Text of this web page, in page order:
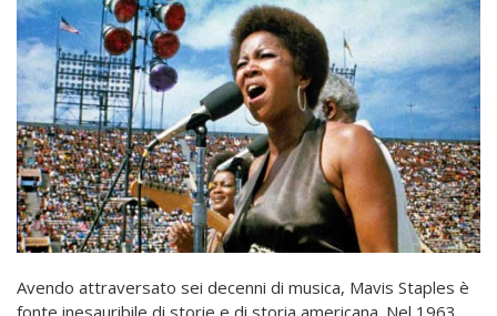
Avendo attraversato sei decenni di musica, Mavis Staples è
fonte inesauribile di storie e di storia americana. Nel 1963